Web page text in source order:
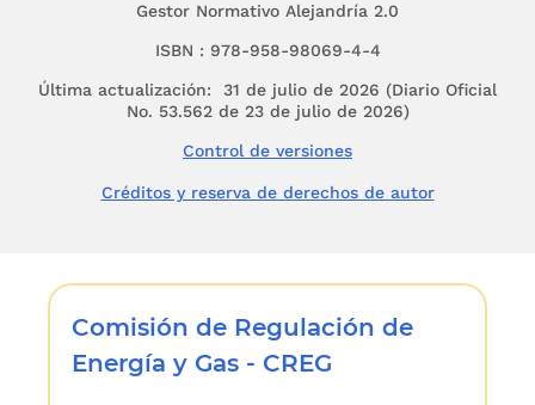
Gestor Normativo Alejandría 2.0
ISBN : 978-958-98069-4-4
Última actualización: 31 de julio de 2026 (Diario Oficial
No. 53.562 de 23 de julio de 2026)
Control de versiones
Créditos y reserva de derechos de autor
Comisión de Regulación de
Energía y Gas - CREG